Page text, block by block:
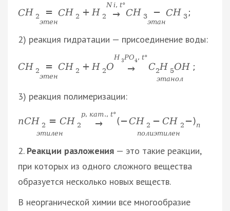
CH 2 =
этен
CH 2 + H 2
Ni, t°
→ CH 3 −
этан
CH 3 ;
2) реакция гидратации — присоединение воды:
CH 2 =
этен
CH 2 + H 2O
H 3PO4, t°
→ C2H 5OH
этанол
;
3) реакция полимеризации:
nCH 2 = CH 2
этилен
p, кат ., t°
→ (−CH 2 − CH 2 −)n
полиэтилен
2. Реакции разложения — это такие реакции,
при которых из одного сложного вещества
образуется несколько новых веществ.
В неорганической химии все многообразие